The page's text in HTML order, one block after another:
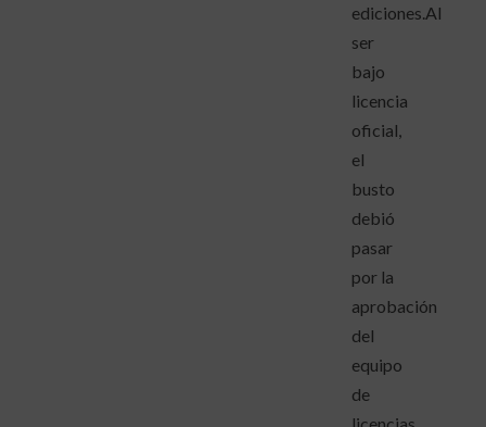
ediciones.Al
ser
bajo
licencia
oficial,
el
busto
debió
pasar
por la
aprobación
del
equipo
de